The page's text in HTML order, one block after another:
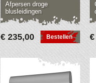
Afpersen droge
blusleidingen
€ 235,00 Bestellen